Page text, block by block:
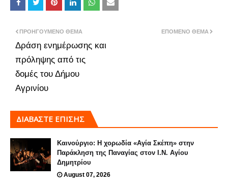
ΕΠΌΜΕΝΟ ΘΈΜΑ
ΠΡΟΗΓΟΎΜΕΝΟ ΘΈΜΑ
Δράση ενημέρωσης και
πρόληψης από τις
δομές του Δήμου
Αγρινίου
ΔΙΑΒΑΣΤΕ ΕΠΙΣΗΣ
Καινούργιο: Η χορωδία «Αγία Σκέπη» στην
Παράκληση της Παναγίας στον Ι.Ν. Αγίου
Δημητρίου
August 07, 2026